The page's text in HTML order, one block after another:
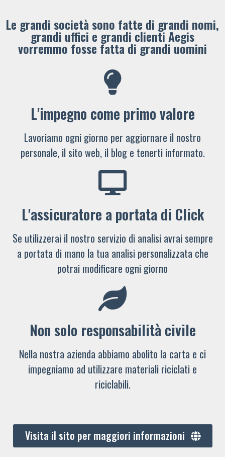
Le grandi società sono fatte di grandi nomi,
grandi uffici e grandi clienti ​Aegis
vorremmo fosse fatta di grandi uomini
L'impegno come primo valore
Lavoriamo ogni giorno per aggiornare il nostro
personale, il sito web, il blog e tenerti informato.
L'assicuratore a portata di Click
Se utilizzerai il nostro servizio di analisi avrai sempre
a portata di mano la tua analisi personalizzata che
potrai modificare ogni giorno
Non solo responsabilità civile
Nella nostra azienda abbiamo abolito la carta e ci
impegniamo ad utilizzare materiali riciclati e
riciclabili.
Visita il sito per maggiori informazioni